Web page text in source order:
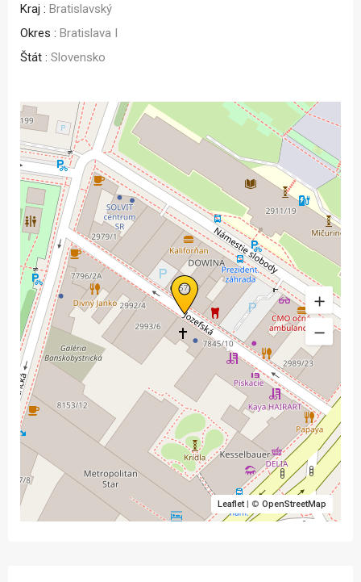
Kraj : Bratislavský
Okres : Bratislava I
Štát : Slovensko
Leaflet| © OpenStreetMap